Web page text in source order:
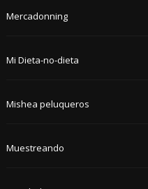
Mercadonning
Mi Dieta-no-dieta
Mishea peluqueros
Muestreando